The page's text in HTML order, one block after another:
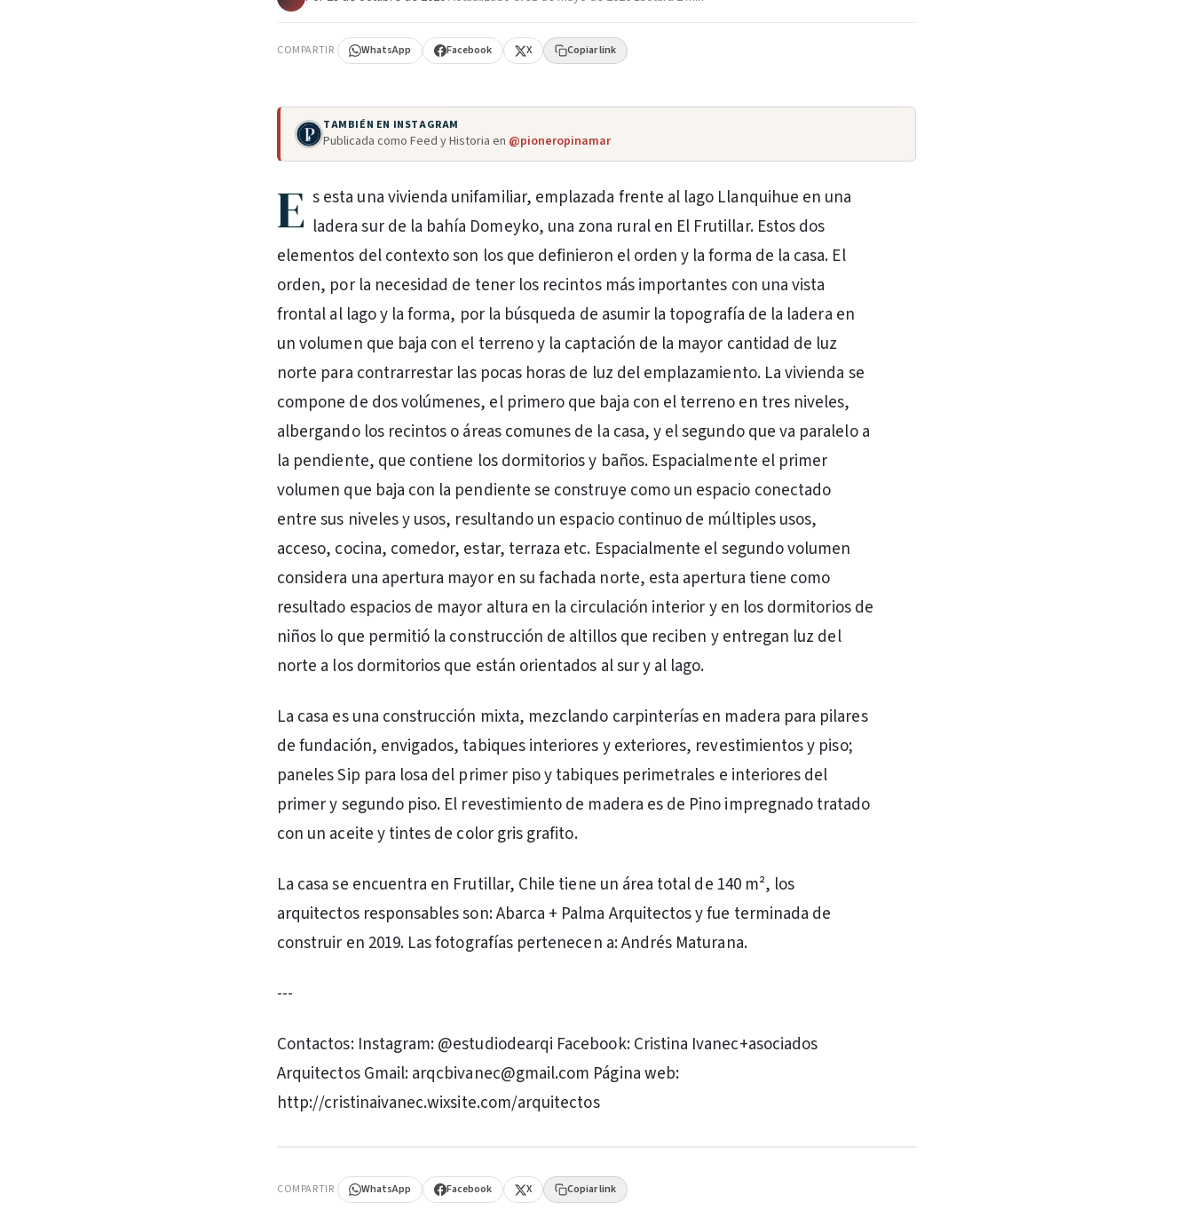
COMPARTIR WhatsApp Facebook X Copiar link
TAMBIÉN EN INSTAGRAM
Publicada como Feed y Historia en @pioneropinamar
E s esta una vivienda unifamiliar, emplazada frente al lago Llanquihue en una
ladera sur de la bahía Domeyko, una zona rural en El Frutillar. Estos dos
elementos del contexto son los que definieron el orden y la forma de la casa. El
orden, por la necesidad de tener los recintos más importantes con una vista
frontal al lago y la forma, por la búsqueda de asumir la topografía de la ladera en
un volumen que baja con el terreno y la captación de la mayor cantidad de luz
norte para contrarrestar las pocas horas de luz del emplazamiento. La vivienda se
compone de dos volúmenes, el primero que baja con el terreno en tres niveles,
albergando los recintos o áreas comunes de la casa, y el segundo que va paralelo a
la pendiente, que contiene los dormitorios y baños. Espacialmente el primer
volumen que baja con la pendiente se construye como un espacio conectado
entre sus niveles y usos, resultando un espacio continuo de múltiples usos,
acceso, cocina, comedor, estar, terraza etc. Espacialmente el segundo volumen
considera una apertura mayor en su fachada norte, esta apertura tiene como
resultado espacios de mayor altura en la circulación interior y en los dormitorios de
niños lo que permitió la construcción de altillos que reciben y entregan luz del
norte a los dormitorios que están orientados al sur y al lago.
La casa es una construcción mixta, mezclando carpinterías en madera para pilares
de fundación, envigados, tabiques interiores y exteriores, revestimientos y piso;
paneles Sip para losa del primer piso y tabiques perimetrales e interiores del
primer y segundo piso. El revestimiento de madera es de Pino impregnado tratado
con un aceite y tintes de color gris grafito.
La casa se encuentra en Frutillar, Chile tiene un área total de 140 m², los
arquitectos responsables son: Abarca + Palma Arquitectos y fue terminada de
construir en 2019. Las fotografías pertenecen a: Andrés Maturana.
---
Contactos: Instagram: @estudiodearqi Facebook: Cristina Ivanec+asociados
Arquitectos Gmail: arqcbivanec@gmail.com Página web:
http://cristinaivanec.wixsite.com/arquitectos
COMPARTIR WhatsApp Facebook X Copiar link